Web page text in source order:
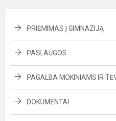
PRIĖMIMAS Į GIMNAZIJĄ
PASLAUGOS
PAGALBA MOKINIAMS IR
DOKUMENTAI